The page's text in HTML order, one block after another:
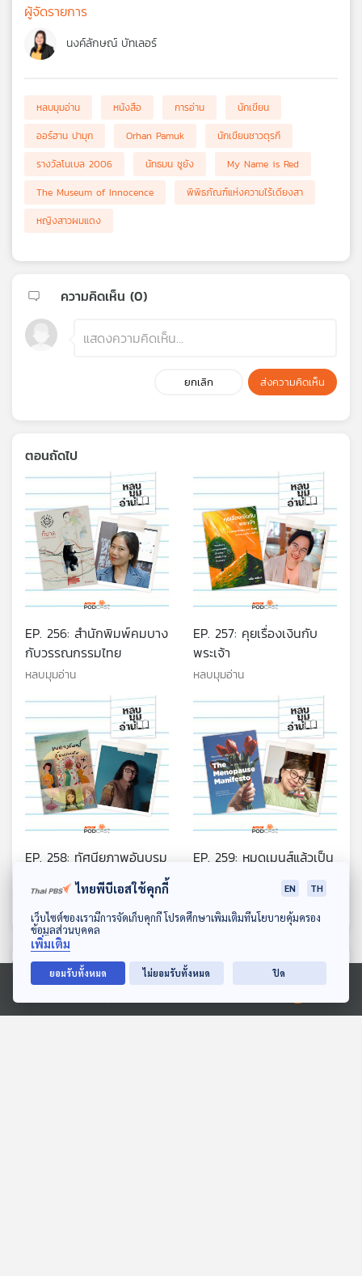
ดาวน์โหลด Thai PBS Podcast Application
Ⓒ 2020 องค์การกระจายเสียงและแพร่ภาพสาธารณะแห่งประเทศไทย
ผู้จัดรายการ
นงค์ลักษณ์ บัทเลอร์
หลบมุมอ่าน หนังสือ การอ่าน
นักเขียน
ออร์ฮาน ปามุก
Orhan Pamuk
นักเขียนชาวตุรกี
รางวัลโนเบล 2006
นัทธมน ชูยัง
My Name is Red
The Museum of Innocence
พิพิธภัณฑ์แห่งความไร้เดียงสา
หญิงสาวผมแดง
ความคิดเห็น (0)
ยกเลิก ส่งความคิดเห็น
ตอนถัดไป
EP. 256: สำนักพิมพ์คมบาง
กับวรรณกรรมไทย
หลบมุมอ่าน
EP. 257: คุยเรื่องเงินกับ
พระเจ้า
หลบมุมอ่าน
EP. 258: ทัศนียภาพอันบรม
สุขของปันนารีย์
หลบมุมอ่าน
EP. 259: หมดเมนส์แล้วเป็น
ตอนที่เกี่ยวข้อง
ไทยพีบีเอสใช้คุกกี้ EN TH
เว็บไซต์ของเรามีการจัดเก็บคุกกี้ โปรดศึกษาเพิ่มเติมที่นโยบายคุ้มครอง
ข้อมูลส่วนบุคคล
เพิ่มเติม
ยอมรับทั้งหมด ไม่ยอมรับทั้งหมด ปิด